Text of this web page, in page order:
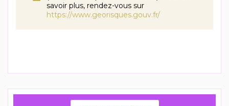
savoir plus, rendez-vous sur
https://www.georisques.gouv.fr/